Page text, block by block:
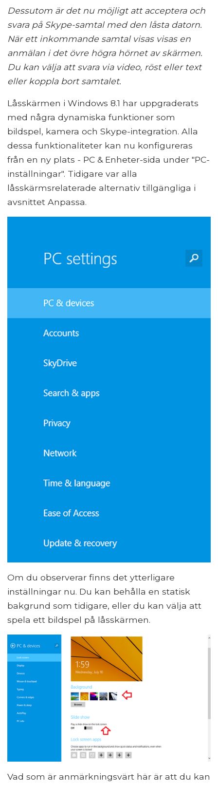
Dessutom är det nu möjligt att acceptera och
svara på Skype-samtal med den låsta datorn.
När ett inkommande samtal visas visas en
anmälan i det övre högra hörnet av skärmen.
Du kan välja att svara via video, röst eller text
eller koppla bort samtalet.
Låsskärmen i Windows 8.1 har uppgraderats
med några dynamiska funktioner som
bildspel, kamera och Skype-integration. Alla
dessa funktionaliteter kan nu konfigureras
från en ny plats - PC & Enheter-sida under "PC-
inställningar". Tidigare var alla
låsskärmsrelaterade alternativ tillgängliga i
avsnittet Anpassa.
Om du observerar finns det ytterligare
inställningar nu. Du kan behålla en statisk
bakgrund som tidigare, eller du kan välja att
spela ett bildspel på låsskärmen.
Vad som är anmärkningsvärt här är att du kan